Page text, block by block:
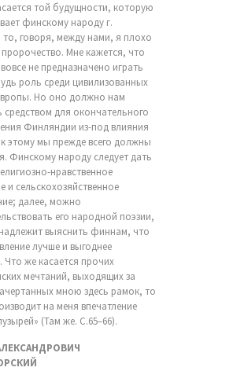
той будущности, которую
финскому народу г.
говоря, между нами, я плохо
пророчество. Мне кажется, что
не предназначено играть
роль среди цивилизованных
Но оно должно нам
средством для окончательного
Финляндии из-под влияния
этому мы прежде всего должны
Финскому народу следует дать
нравственное
и сельскохозяйственное
далее, можно
его народной поэзии,
выяснить финнам, что
лучше и выгоднее
Что же касается прочих
мечтаний, выходящих за
мною здесь рамок, то
на меня впечатление
(Там же. С.65–66).